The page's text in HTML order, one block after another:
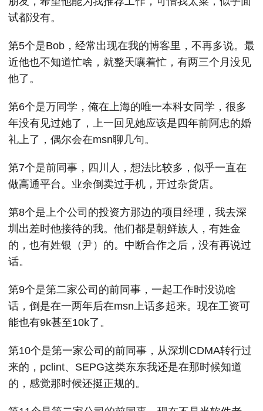
试都没有。
第5个是Bob，经常出现在我的博客里，不再多说。最
近他也不知道忙啥，就整天嚷着忙，有两三个月没见
他了。
第6个是万同学，俺在上海的唯一本科女同学，很多
年没有见过她了，上一回见她应该是四年前阿忠的婚
礼上了，偶尔会在msn聊几句。
第7个是前同事，四川人，想法比较多，似乎一直在
做高通平台。业余倒卖过手机，开过杂货店。
第8个是上个公司的投资方那边的项目经理，我去深
圳出差时他接待的我。他们都是朝鲜族人，有姓金
的，也有姓银（尹）的。中断合作之后，没有再说过
话。
第9个是第二家公司的前同事，一起工作时没说啥
话，倒是在一两年后在msn上话多起来。现在工资可
能也有9k甚至10k了。
第10个是第一家公司的前同事，从深圳CDMA转行过
来的，pclint、SEPG这类东东我还是在那时候知道
的，感觉那时候还挺正规的。